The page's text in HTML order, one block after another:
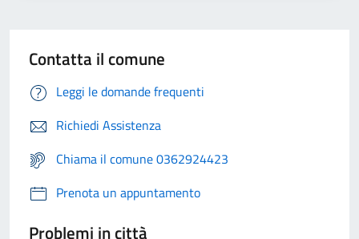
Contatta il comune
Leggi le domande frequenti
Richiedi Assistenza
Chiama il comune 0362924423
Prenota un appuntamento
Problemi in città